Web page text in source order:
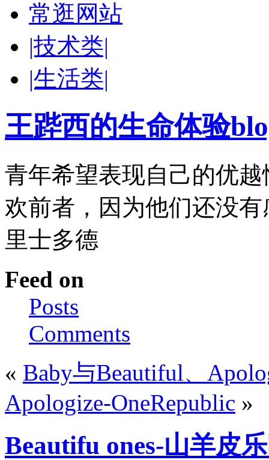
常逛网站
|技术类|
|生活类|
王跸西的生命体验
青年希望表现自己的优
欢前者，因为他们还没
里士多德
Feed on
Posts
Comments
« Baby与Beautiful、
Apologize-OneRepublic »
Beautifu ones-山羊皮